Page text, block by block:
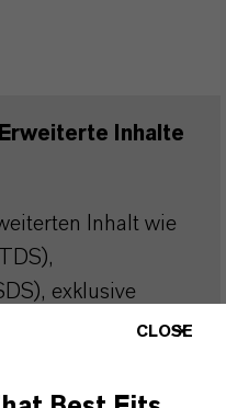
Inhalte
Inhalt wie
exklusive
CLOSE